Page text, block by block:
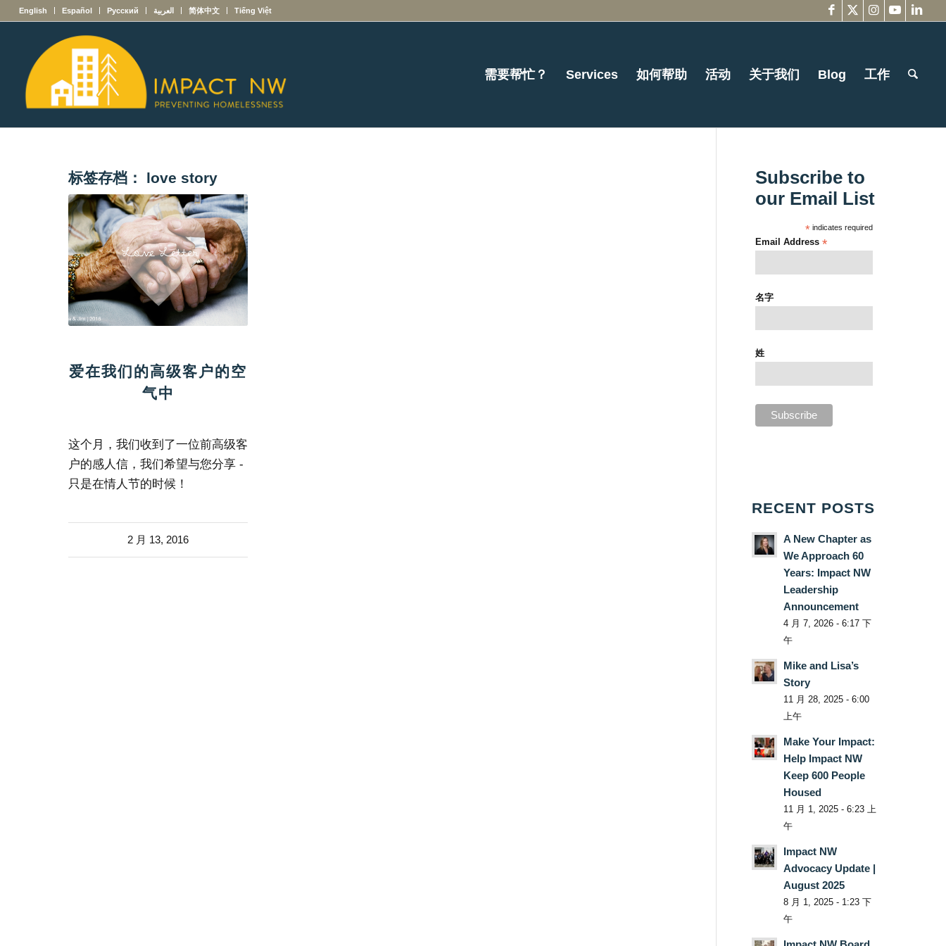
English Español Русский العربية 简体中文 Tiếng Việt
需要帮忙？ Services 如何帮助 活动 关于我们 Blog 工作
标签存档： love story
爱在我们的高级客户的空
气中
这个月，我们收到了一位前高级客
户的感人信，我们希望与您分享 -
只是在情人节的时候！
2 月 13, 2016
Subscribe to
our Email List
* indicates required
Email Address*
名字
姓
RECENT POSTS
A New Chapter as
We Approach 60
Years: Impact NW
Leadership
Announcement
4 月 7, 2026 - 6:17 下
午
Mike and Lisa’s
Story
11 月 28, 2025 - 6:00
上午
Make Your Impact:
Help Impact NW
Keep 600 People
Housed
11 月 1, 2025 - 6:23 上
午
Impact NW
Advocacy Update |
August 2025
8 月 1, 2025 - 1:23 下
午